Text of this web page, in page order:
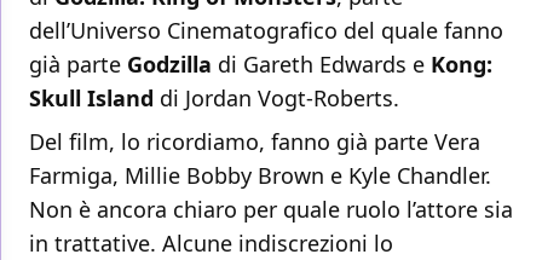
dell’Universo Cinematografico del quale fanno
già parte Godzilla di Gareth Edwards e Kong:
Skull Island di Jordan Vogt-Roberts.
Del film, lo ricordiamo, fanno già parte Vera
Farmiga, Millie Bobby Brown e Kyle Chandler.
Non è ancora chiaro per quale ruolo l’attore sia
in trattative. Alcune indiscrezioni lo